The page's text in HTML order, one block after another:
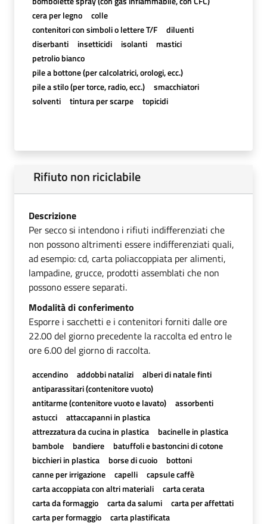
cera per legno
colle
contenitori con simboli o lettere T/F
diluenti
diserbanti
insetticidi isolanti
mastici
petrolio bianco
pile a bottone (per calcolatrici, orologi, ecc.)
pile a stilo (per torce, radio, ecc.)
smacchiatori
solventi
tintura per scarpe topicidi
Rifiuto non riciclabile
Descrizione
Per secco si intendono i rifiuti indifferenziati che
non possono altrimenti essere indifferenziati quali,
ad esempio: cd, carta poliaccoppiata per alimenti,
lampadine, grucce, prodotti assemblati che non
possono essere separati.
Modalità di conferimento
Esporre i sacchetti e i contenitori forniti dalle ore
22.00 del giorno precedente la raccolta ed entro le
ore 6.00 del giorno di raccolta.
accendino addobbi natalizi
alberi di natale finti
antiparassitari (contenitore vuoto)
antitarme (contenitore vuoto e lavato)
assorbenti
astucci
attaccapanni in plastica
attrezzatura da cucina in plastica
bacinelle in plastica
bambole
bandiere
batuffoli e bastoncini di cotone
bicchieri in plastica
borse di cuoio
bottoni
canne per irrigazione
capelli
capsule caffè
carta accoppiata con altri materiali
carta cerata
carta da formaggio
carta da salumi
carta per affettati
carta per formaggio
carta plastificata